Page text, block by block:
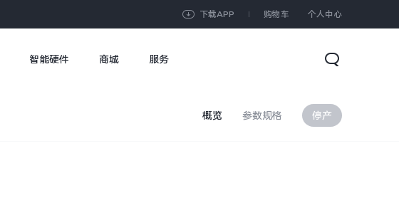
下载APP 购物车 个人中心
智能硬件 商城 服务
停产
概览 参数规格